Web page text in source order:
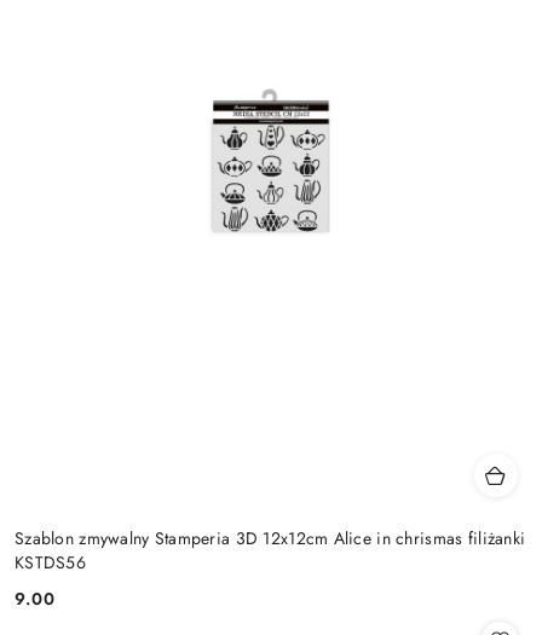
Szablon zmywalny Stamperia 3D 12x12cm Alice in chrismas filiżanki
KSTDS56
Cena:
9.00